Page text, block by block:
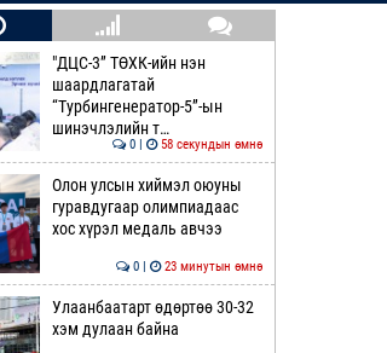
"ДЦС-3” ТӨХК-ийн нэн
шаардлагатай
“Турбингенератор-5”-ын
шинэчлэлийн т…
0 | 58 секундын өмнө
Олон улсын хиймэл оюуны
гуравдугаар олимпиадаас
хос хүрэл медаль авчээ
0 | 23 минутын өмнө
Улаанбаатарт өдөртөө 30-32
хэм дулаан байна